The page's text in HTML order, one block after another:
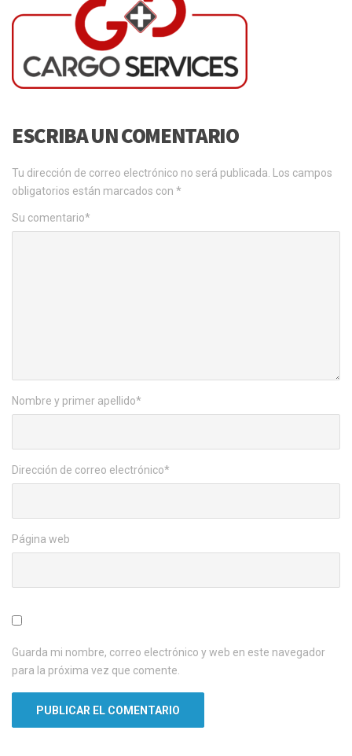
ESCRIBA UN COMENTARIO
Tu dirección de correo electrónico no será publicada. Los campos
obligatorios están marcados con *
Su comentario*
Nombre y primer apellido*
Dirección de correo electrónico*
Página web
Guarda mi nombre, correo electrónico y web en este navegador
para la próxima vez que comente.